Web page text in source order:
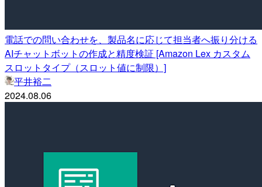
電話での問い合わせを、製品名に応じて担当者へ振り分ける
AIチャットボットの作成と精度検証 [Amazon Lex カスタム
スロットタイプ（スロット値に制限）]
平井裕二
2024.08.06